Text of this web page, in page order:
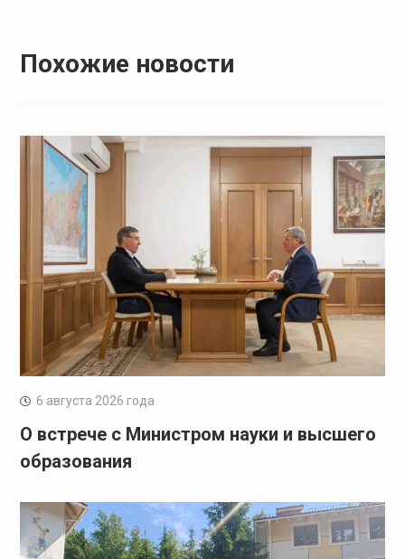
Похожие новости
6 августа 2026 года
О встрече с Министром науки и высшего
образования